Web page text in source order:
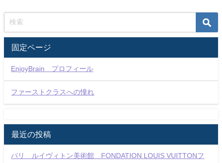
固定ページ
EnjoyBrain プロフィール
ファーストクラスへの憧れ
最近の投稿
パリ ルイヴィトン美術館 FONDATION LOUIS VUITTONフ